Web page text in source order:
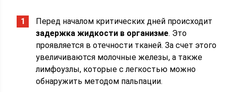
Перед началом критических дней происходит
задержка жидкости в организме. Это
проявляется в отечности тканей. За счет этого
увеличиваются молочные железы, а также
лимфоузлы, которые с легкостью можно
обнаружить методом пальпации.